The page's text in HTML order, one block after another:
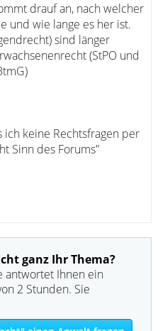
drauf an, nach welcher
und wie lange es her ist.
sind länger
(StPO und
ich keine Rechtsfragen per
Sinn des Forums"
ganz Ihr Thema?
antwortet Ihnen ein
2 Stunden. Sie